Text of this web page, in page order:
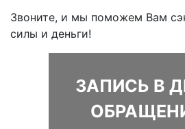
Звоните, и мы поможем Вам
силы и деньги!
ЗАПИСЬ В